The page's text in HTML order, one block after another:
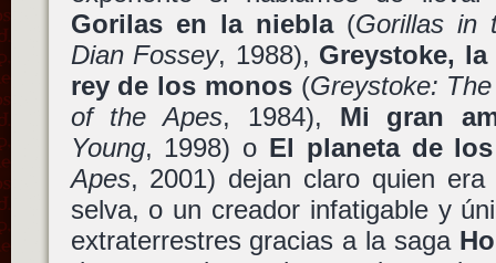
Gorilas en la niebla(Gorillas in
Dian Fossey, 1988), Greystoke, la
rey de los monos(Greystoke:
of the Apes, 1984), Mi gran
Young, 1998) o El planeta de
Apes, 2001) dejan claro quien
selva, o un creador infatigable y
extraterrestres gracias a la saga